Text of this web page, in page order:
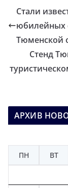
Стали
юбилейных
Тюменской
Стенд
АРХИВ
ПН
ВТ